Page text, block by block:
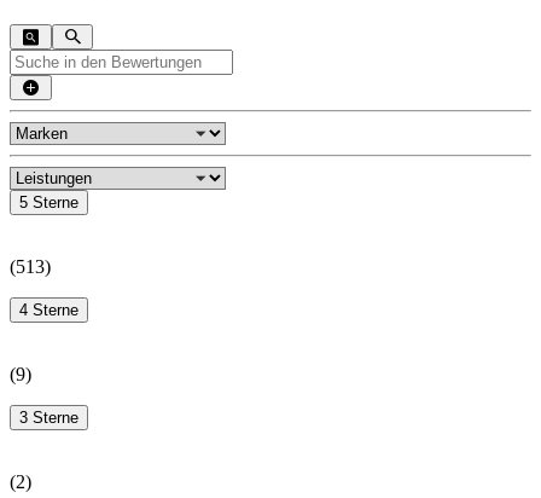
5 Sterne
(513)
4 Sterne
(9)
3 Sterne
(2)